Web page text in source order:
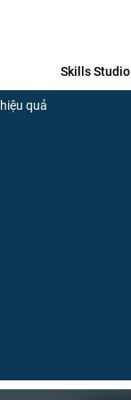
Skills Studio
quả